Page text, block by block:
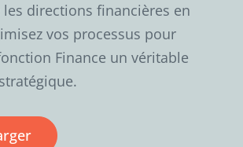
directions financières en
vos processus pour
Finance un véritable